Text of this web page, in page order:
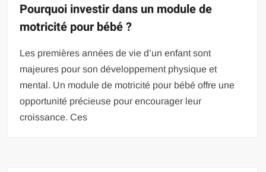
Pourquoi investir dans un module de
motricité pour bébé ?
Les premières années de vie d’un enfant sont
majeures pour son développement physique et
mental. Un module de motricité pour bébé offre une
opportunité précieuse pour encourager leur
croissance. Ces